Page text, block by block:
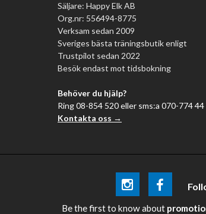
Säljare: Happy Elk AB
Org.nr: 556494-8775
Verksam sedan 2009
Sveriges bästa träningsbutik enligt
Trustpilot sedan 2022
Besök endast mot tidsbokning
Behöver du hjälp?
Ring 08-854 520 eller sms:a 070-774 44
Kontakta oss →
Be the firstto know about